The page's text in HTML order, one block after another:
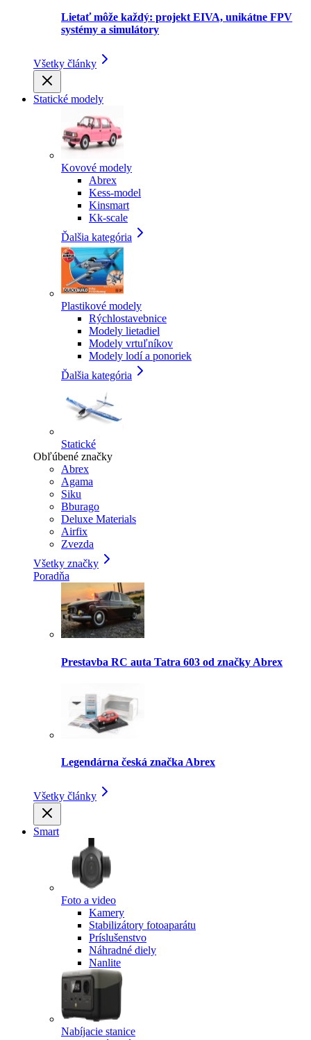
Lietať môže každý: projekt EIVA, unikátne FPV
systémy a simulátory
Všetky články
Statické modely
Kovové modely
Abrex
Kess-model
Kinsmart
Kk-scale
Ďalšia kategória
Plastikové modely
Rýchlostavebnice
Modely lietadiel
Modely vrtuľníkov
Modely lodí a ponoriek
Ďalšia kategória
Statické
Obľúbené značky
Abrex
Agama
Siku
Bburago
Deluxe Materials
Airfix
Zvezda
Všetky značky
Poradňa
Prestavba RC auta Tatra 603 od značky Abrex
Legendárna česká značka Abrex
Všetky články
Smart
Foto a video
Kamery
Stabilizátory fotoaparátu
Príslušenstvo
Náhradné diely
Nanlite
Nabíjacie stanice